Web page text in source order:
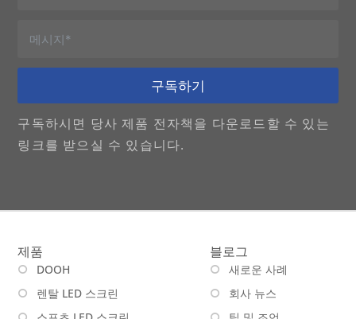
구독하기
구독하시면 당사 제품 전자책을 다운로드할 수 있는
링크를 받으실 수 있습니다.
제품
DOOH
렌탈 LED 스크린
블로그
새로운 사례
회사 뉴스